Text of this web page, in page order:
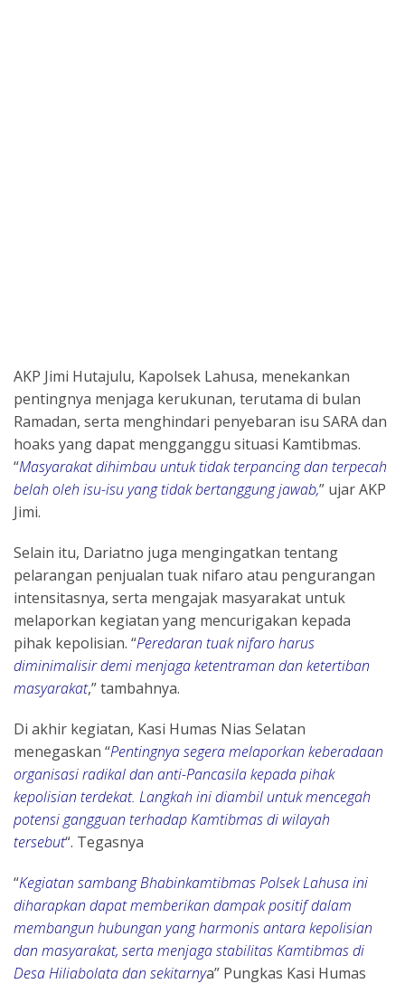
AKP Jimi Hutajulu, Kapolsek Lahusa, menekankan
pentingnya menjaga kerukunan, terutama di bulan
Ramadan, serta menghindari penyebaran isu SARA dan
hoaks yang dapat mengganggu situasi Kamtibmas.
“Masyarakat dihimbau untuk tidak terpancing dan terpecah
belah oleh isu-isu yang tidak bertanggung jawab,” ujar AKP
Jimi.
Selain itu, Dariatno juga mengingatkan tentang
pelarangan penjualan tuak nifaro atau pengurangan
intensitasnya, serta mengajak masyarakat untuk
melaporkan kegiatan yang mencurigakan kepada
pihak kepolisian. “Peredaran tuak nifaro harus
diminimalisir demi menjaga ketentraman dan ketertiban
masyarakat,” tambahnya.
Di akhir kegiatan, Kasi Humas Nias Selatan
menegaskan “Pentingnya segera melaporkan keberadaan
organisasi radikal dan anti-Pancasila kepada pihak
kepolisian terdekat. Langkah ini diambil untuk mencegah
potensi gangguan terhadap Kamtibmas di wilayah
tersebut“. Tegasnya
“Kegiatan sambang Bhabinkamtibmas Polsek Lahusa ini
diharapkan dapat memberikan dampak positif dalam
membangun hubungan yang harmonis antara kepolisian
dan masyarakat, serta menjaga stabilitas Kamtibmas di
Desa Hiliabolata dan sekitarnya” Pungkas Kasi Humas